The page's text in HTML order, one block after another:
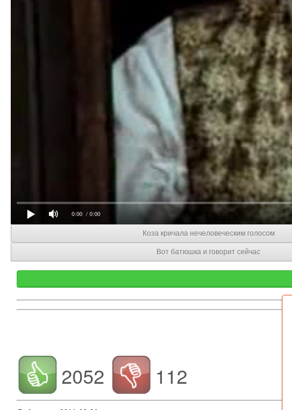
0:00 / 0:00
Коза кричала нечеловеческим голосом
Вот батюшка и говорит сейчас
2052 112